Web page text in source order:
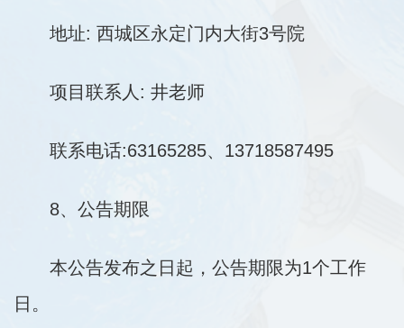
地址: 西城区永定门内大街3号院
项目联系人: 井老师
联系电话:63165285、13718587495
8、公告期限
本公告发布之日起，公告期限为1个工作
日。